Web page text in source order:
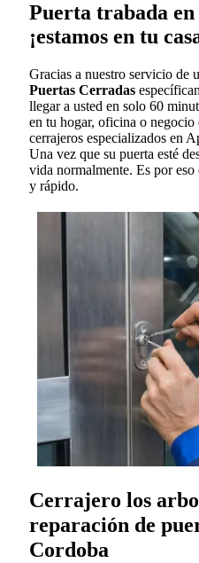
Puerta trabada
¡estamos en tu
Gracias a nuestro servicio de
Puertas Cerradas
llegar a usted en solo 60
en tu hogar, oficina o negocio
cerrajeros especializados en
Una vez que su puerta esté
vida normalmente. Es por
y rápido.
Cerrajero los
reparación de
Cordoba